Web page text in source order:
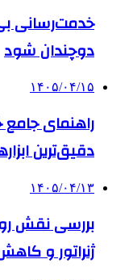
خدمت‌رسانی
دوچندان شود
۱۴۰۵/۰۴/۱۵
راهنمای جامع
دقیق‌ترین
۱۴۰۵/۰۴/۱۳
بررسی نقش
ژنراتور و